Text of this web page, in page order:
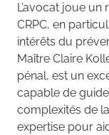
L’avocat joue
CRPC, en
intérêts du
Maître Claire
pénal, est un
capable de
complexités de
expertise pour